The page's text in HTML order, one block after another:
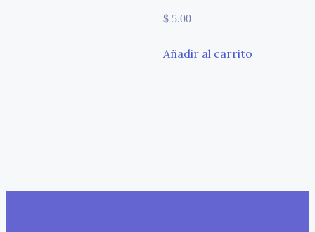
$ 5.00
Añadir al carrito